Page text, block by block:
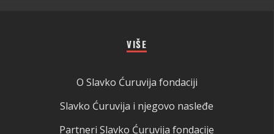
VIŠE
O Slavko Ćuruvija fondaciji
Slavko Ćuruvija i njegovo nasleđe
Partneri Slavko Ćuruvija fondacije